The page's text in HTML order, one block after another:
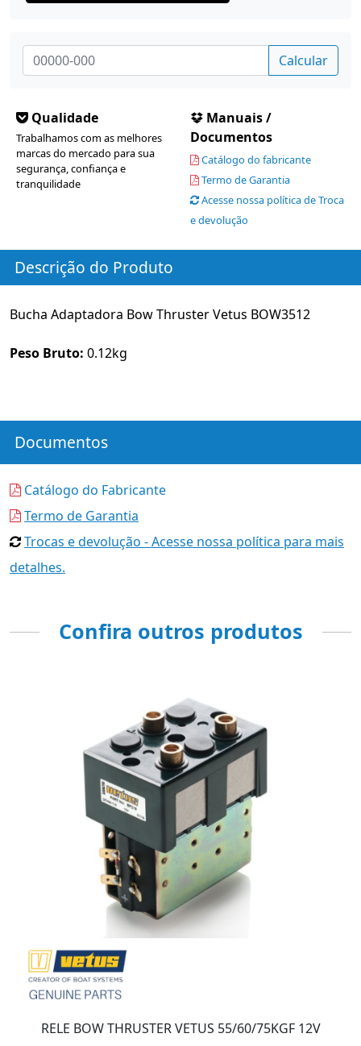
Calcular
Qualidade
Trabalhamos com as melhores
marcas do mercado para sua
segurança, confiança e
tranquilidade
Manuais /
Documentos
Catálogo do fabricante
Termo de Garantia
Acesse nossa política de Troca
e devolução
Descrição do Produto
Bucha Adaptadora Bow Thruster Vetus BOW3512
Peso Bruto: 0.12kg
Documentos
Catálogo do Fabricante
Termo de Garantia
Trocas e devolução - Acesse nossa política para mais
detalhes.
Confira outros produtos
RELE BOW THRUSTER VETUS 55/60/75KGF 12V